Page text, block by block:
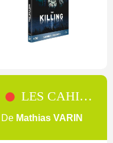
LES CAHIERS D'ESTHER [1]
De Mathias VARIN